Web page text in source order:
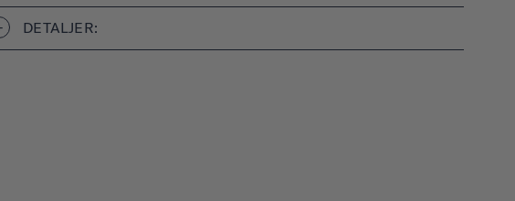
DETALJER: